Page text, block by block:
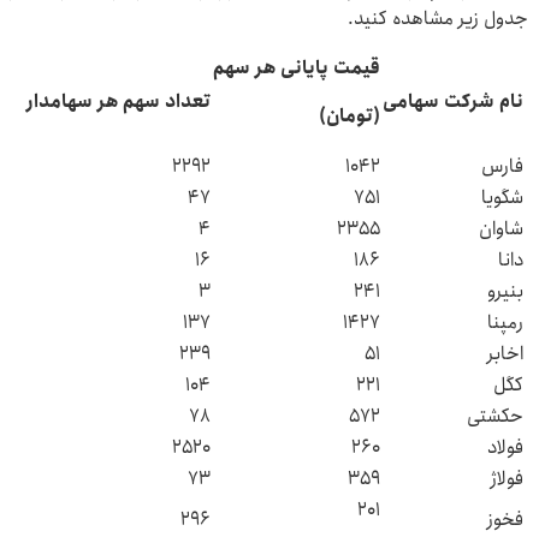
جدول زیر مشاهده کنید.
نام شرکت سهامی
قیمت پایانی هر سهم
(تومان)
تعداد سهم هر سهامدار
فارس ۱۰۴۲
۲۲۹۲
شگویا
۷۵۱
۴۷
شاوان
۲۳۵۵
۴
دانا
۱۸۶
۱۶
بنیرو
۲۴۱
۳
رمپنا
۱۴۲۷
۱۳۷
اخابر
۵۱
۲۳۹
کگل
۲۲۱
۱۰۴
حکشتی‌
۵۷۲
۷۸
فولاد
۲۶۰
۲۵۲۰
فولاژ
۳۵۹
۷۳
فخوز
۲۰۱
۲۹۶